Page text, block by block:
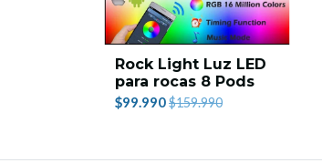
Rock Light Luz LED
para rocas 8 Pods
$99.990$159.990